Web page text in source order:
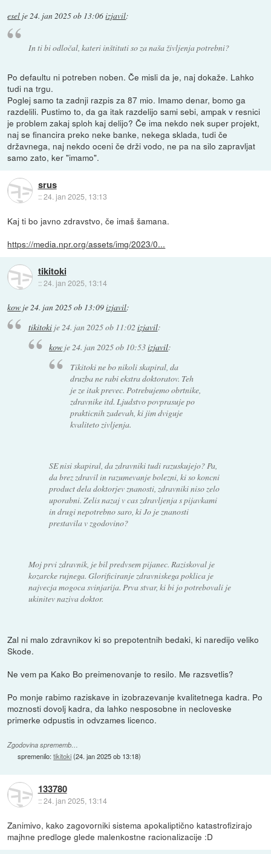
esel je24. jan 2025 ob 13:06izjavil:
In ti bi odločal, kateri inštituti so za naša življenja potrebni?
Po defaultu ni potreben noben. Če misli da je, naj dokaže. Lahko
tudi na trgu.
Poglej samo ta zadnji razpis za 87 mio. Imamo denar, bomo ga
razdelili. Pustimo to, da ga itak razdelijo sami sebi, ampak v resnici
je problem zakaj sploh kaj delijo? Če ima nekdo nek super projekt,
naj se financira preko neke banke, nekega sklada, tudi če
državnega, naj nekdo oceni če drži vodo, ne pa na silo zapravljat
samo zato, ker "imamo".
srus
::24. jan 2025, 13:13
Kaj ti bo javno zdravstvo, če imaš šamana.
https://media.npr.org/assets/img/2023/0...
tikitoki
::24. jan 2025, 13:14
kow je 24. jan 2025 ob 13:09izjavil:
tikitokije24. jan 2025 ob 11:02 izjavil:
kow je24. jan 2025 ob 10:53izjavil:
Tikitoki ne bo nikoli skapiral, da
druzba ne rabi ekstra doktoratov. Teh
je ze itak prevec. Potrebujemo obrtnike,
zdravnike itd. Ljudstvo povprasuje po
prakticnih zadevah, ki jim dviguje
kvaliteto zivljenja.
SE nisi skapiral, da zdravniki tudi razuskujejo? Pa,
da brez zdravil in razumevanje bolezni, ki so koncni
product dela doktorjev znanosti, zdravniki niso zelo
uporabni. Zelis nazaj v cas zdravljenja s pijavkami
in drugi nepotrebno saro, ki Jo je znanosti
prestavila v zgodovino?
Moj prvi zdravnik, je bil predvsem pijanec. Raziskoval je
kozarcke rujnega. Glorificiranje zdravniskega poklica je
najvecja mogoca svinjarija. Prva stvar, ki bi jo potrebovali je
ukinitev naziva doktor.
Zal ni malo zdravnikov ki so prepotentnih bedaki, ki naredijo veliko
Skode.
Ne vem pa Kako Bo preimenovanje to resilo. Me razsvetlis?
Po monje rabimo raziskave in izobrazevanje kvalitetnega kadra. Po
moznosti dovolj kadra, da lahko nesposobne in necloveske
primerke odpustis in odvzames licenco.
Zgodovina sprememb…
spremenilo:tikitoki(24. jan 2025 ob 13:18)
133780
::24. jan 2025, 13:14
Zanimivo, kako zagovorniki sistema apokaliptično katastrofizirajo
majhne predloge glede malenkostne racionalizacije :D